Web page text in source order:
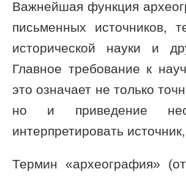
Важнейшая функция
письменных источников,
исторической науки и
Главное требование к
это означает не только
но и приведение
интерпретировать
Термин «археография»